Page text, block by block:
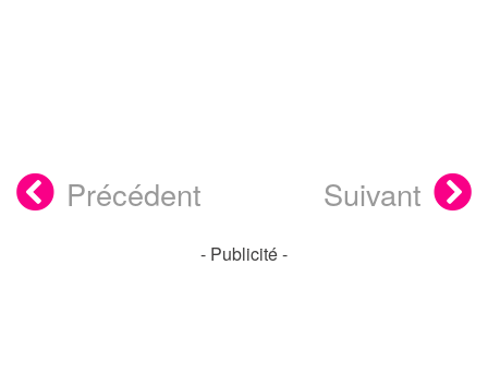
Précédent Suivant
- Publicité -